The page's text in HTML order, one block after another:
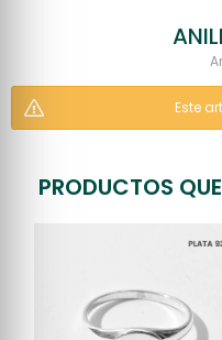
Este
PRODUCTOS